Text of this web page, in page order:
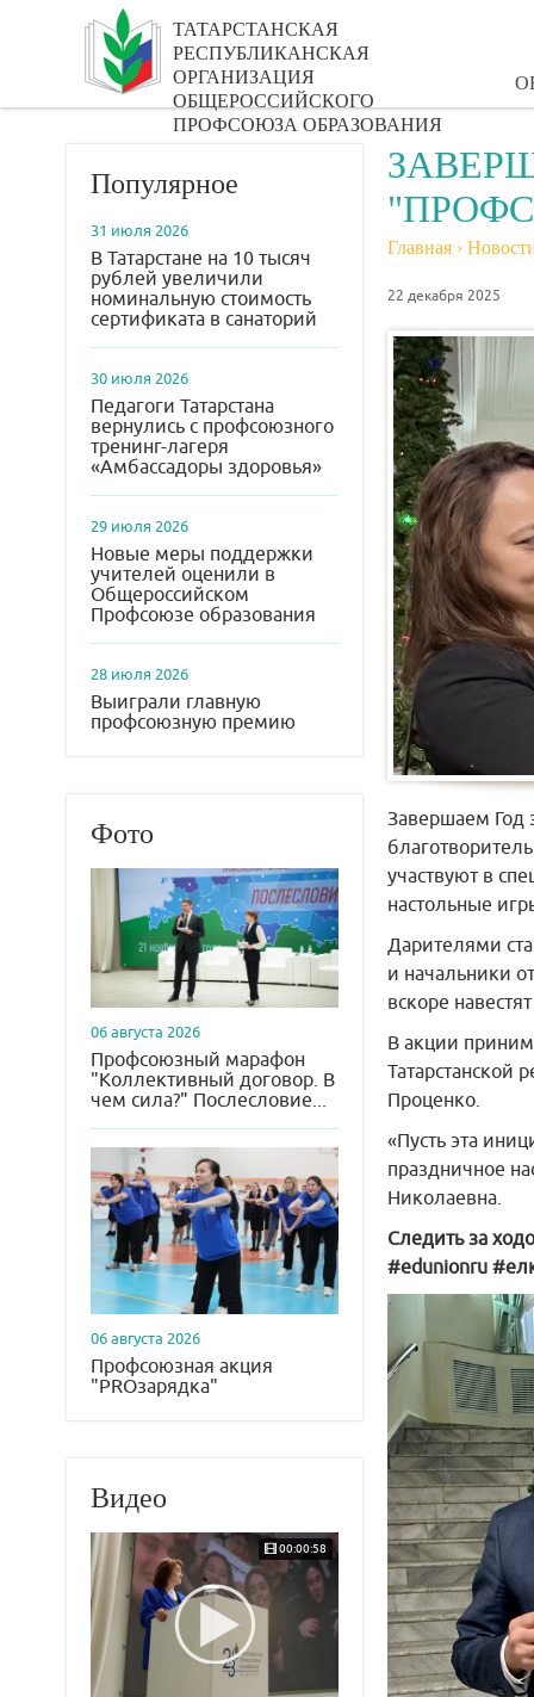
ТАТАРСТАНСКАЯ
РЕСПУБЛИКАНСКАЯ
ОРГАНИЗАЦИЯ
ОБЩЕРОССИЙСКОГО
ПРОФСОЮЗА ОБРАЗОВАНИЯ
Популярное
31 июля 2026
В Татарстане на 10 тысяч
рублей увеличили
номинальную стоимость
сертификата в санаторий
30 июля 2026
Педагоги Татарстана
вернулись с профсоюзного
тренинг-лагеря
«Амбассадоры здоровья»
29 июля 2026
Новые меры поддержки
учителей оценили в
Общероссийском
Профсоюзе образования
28 июля 2026
Выиграли главную
профсоюзную премию
Фото
06 августа 2026
Профсоюзный марафон
"Коллективный договор. В
чем сила?" Послесловие...
06 августа 2026
Профсоюзная акция
"PROзарядка"
Видео
00:00:58
Главная ›
22 декабря 2025
Завершаем Год
участвуют в
настольные
Дарителями
и начальники
вскоре
В акции
Татарстанской
Проценко.
«Пусть эта
праздничное
Николаевна.
Следить за
#edunionru